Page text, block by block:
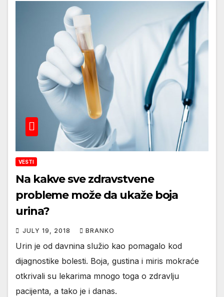
VESTI
Na kakve sve zdravstvene
probleme može da ukaže boja
urina?
JULY 19, 2018 BRANKO
Urin je od davnina služio kao pomagalo kod
dijagnostike bolesti. Boja, gustina i miris mokraće
otkrivali su lekarima mnogo toga o zdravlju
pacijenta, a tako je i danas.